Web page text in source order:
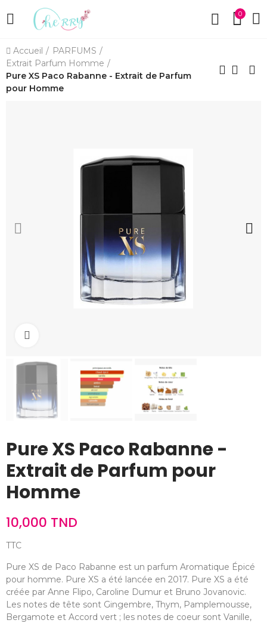
0
Accueil
PARFUMS
Extrait Parfum Homme
Pure XS Paco Rabanne - Extrait de Parfum
pour Homme
Pure XS Paco Rabanne -
Extrait de Parfum pour
Homme
10,000 TND
TTC
Pure XS de Paco Rabanne est un parfum Aromatique Épicé
pour homme. Pure XS a été lancée en 2017. Pure XS a été
créée par Anne Flipo, Caroline Dumur et Bruno Jovanovic.
Les notes de tête sont Gingembre, Thym, Pamplemousse,
Bergamote et Accord vert ; les notes de coeur sont Vanille,